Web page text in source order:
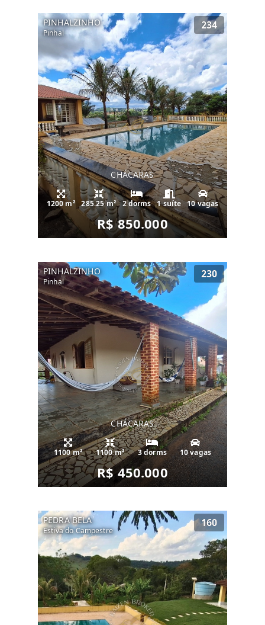
PINHALZINHO
Pinhal
234
CHÁCARAS
1200 m² 285.25 m² 2 dorms 1 suíte 10 vagas
R$ 850.000
PINHALZINHO
Pinhal
230
CHÁCARAS
1100 m² 1100 m² 3 dorms 10 vagas
R$ 450.000
PEDRA BELA
Estiva do Campestre
160